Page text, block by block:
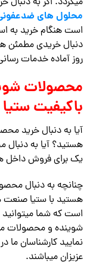
محلول های ضدعفونی
است هنگام خرید به
دنبال خریدی مطمئن
روز آماده خدمات
محصولات
باکیفیت
آیا به دنبال خرید
هستید؟ آیا به
یک برای فروش داخل
چنانچه به دنبال
هستید با ستیا صنعت
است که شما
شوینده و محصولات
نمایید کارشناسان
عزیزان میباشند.